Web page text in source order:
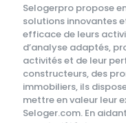
Selogerpro propose
solutions innovantes
efficace de leurs
d’analyse adaptés,
activités et de leur
constructeurs, des
immobiliers, ils
mettre en valeur leur
Seloger.com. En